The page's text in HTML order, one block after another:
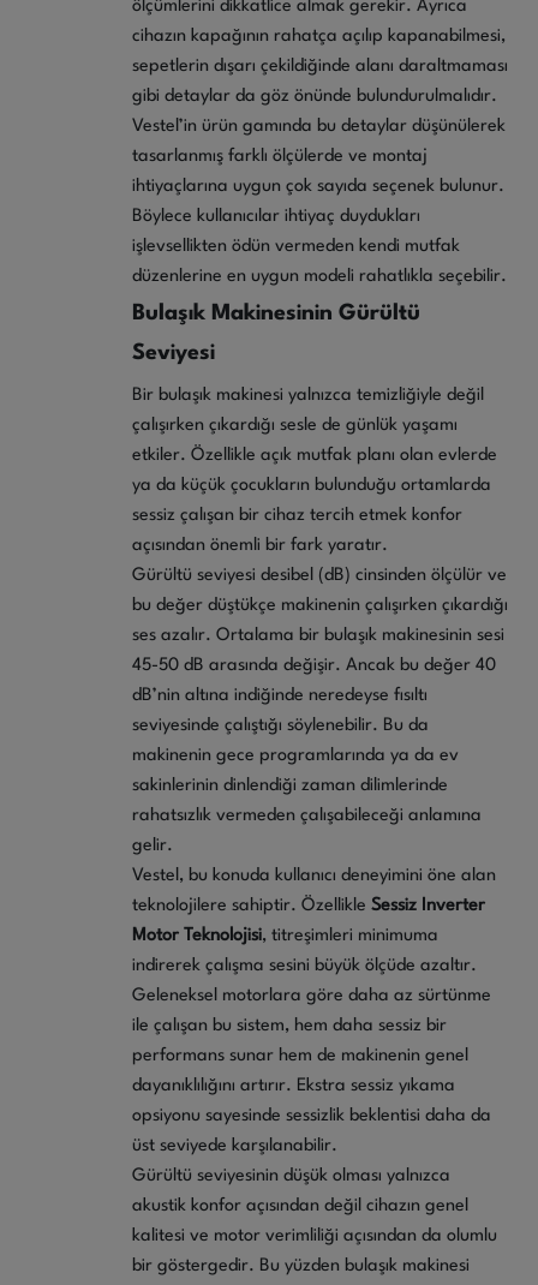
ölçümlerini dikkatlice almak gerekir. Ayrıca
cihazın kapağının rahatça açılıp kapanabilmesi,
sepetlerin dışarı çekildiğinde alanı daraltmaması
gibi detaylar da göz önünde bulundurulmalıdır.
Vestel’in ürün gamında bu detaylar düşünülerek
tasarlanmış farklı ölçülerde ve montaj
ihtiyaçlarına uygun çok sayıda seçenek bulunur.
Böylece kullanıcılar ihtiyaç duydukları
işlevsellikten ödün vermeden kendi mutfak
düzenlerine en uygun modeli rahatlıkla seçebilir.
Bulaşık Makinesinin Gürültü
Seviyesi
Bir bulaşık makinesi yalnızca temizliğiyle değil
çalışırken çıkardığı sesle de günlük yaşamı
etkiler. Özellikle açık mutfak planı olan evlerde
ya da küçük çocukların bulunduğu ortamlarda
sessiz çalışan bir cihaz tercih etmek konfor
açısından önemli bir fark yaratır.
Gürültü seviyesi desibel (dB) cinsinden ölçülür ve
bu değer düştükçe makinenin çalışırken çıkardığı
ses azalır. Ortalama bir bulaşık makinesinin sesi
45-50 dB arasında değişir. Ancak bu değer 40
dB’nin altına indiğinde neredeyse fısıltı
seviyesinde çalıştığı söylenebilir. Bu da
makinenin gece programlarında ya da ev
sakinlerinin dinlendiği zaman dilimlerinde
rahatsızlık vermeden çalışabileceği anlamına
gelir.
Vestel, bu konuda kullanıcı deneyimini öne alan
teknolojilere sahiptir. Özellikle Sessiz Inverter
Motor Teknolojisi, titreşimleri minimuma
indirerek çalışma sesini büyük ölçüde azaltır.
Geleneksel motorlara göre daha az sürtünme
ile çalışan bu sistem, hem daha sessiz bir
performans sunar hem de makinenin genel
dayanıklılığını artırır. Ekstra sessiz yıkama
opsiyonu sayesinde sessizlik beklentisi daha da
üst seviyede karşılanabilir.
Gürültü seviyesinin düşük olması yalnızca
akustik konfor açısından değil cihazın genel
kalitesi ve motor verimliliği açısından da olumlu
bir göstergedir. Bu yüzden bulaşık makinesi